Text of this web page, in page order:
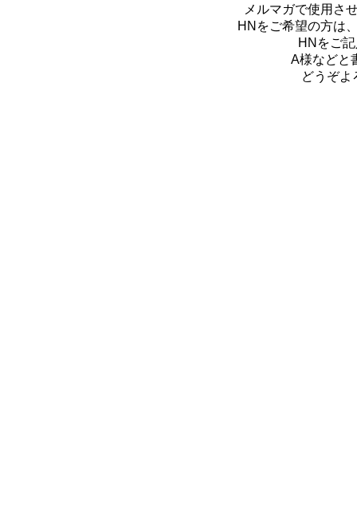
メルマガで使用さ
HNをご希望の方は
HNをご
A様などと
どうぞよ